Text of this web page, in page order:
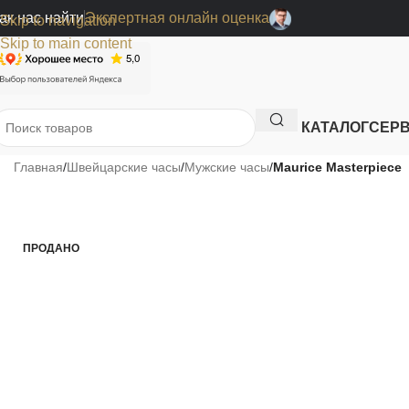
Skip to navigation
Skip to main content
нас найтиЭкспертная онлайн оценка
КАТАЛОГ
Главная/Швейцарские часы/Мужские часы/Maurice Masterpiece
ПРОДАНО